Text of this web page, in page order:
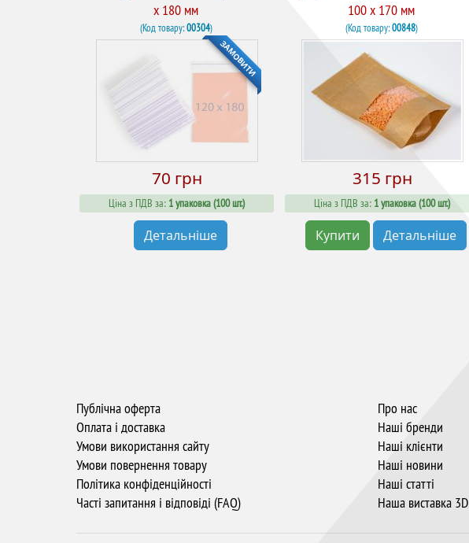
х 180 мм
(Код товару:00304)
ЗАМОВИТИ
70 грн
Ціна з ПДВ за: 1 упаковка (100 шт.)
Детальніше
100 х 170 мм
(Код товару:00848)
315 грн
Ціна з ПДВ за: 1 упаковка (100 шт.)
Купити Детальніше
Публічна оферта
Оплата і доставка
Умови використання сайту
Умови повернення товару
Політика конфіденційності
Часті запитання і відповіді (FAQ)
Про нас
Наші бренди
Наші клієнти
Наші новини
Наші статті
Наша виставка 3D